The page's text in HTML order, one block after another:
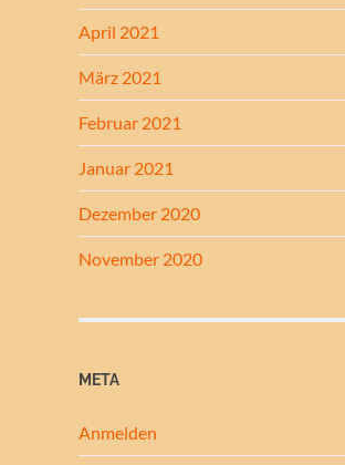
April 2021
März 2021
Februar 2021
Januar 2021
Dezember 2020
November 2020
META
Anmelden